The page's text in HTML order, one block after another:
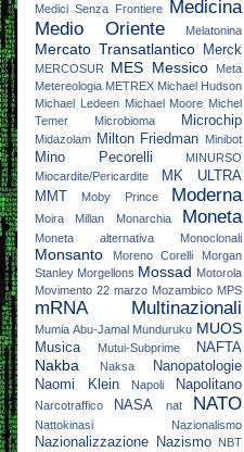
Medici Senza Frontiere
Medicina
Medio Oriente
Melatonina
Mercato Transatlantico Merck
MERCOSUR MES Messico
Meta
Metereologia METREX Michael Hudson
Michael Ledeen Michael Moore Michel
Temer
Microbioma Microchip
Midazolam Milton Friedman Minibot
Mino Pecorelli
MINURSO
Miocardite/Pericardite
MK ULTRA
MMT
Moby Prince Moderna
Moira Millan Monarchia Moneta
Moneta alternativa Monoclonali
Monsanto Moreno Corelli
Morgan
Stanley Morgellons Mossad Motorola
Movimento 22 marzo Mozambico MPS
mRNA Multinazionali
Mumia Abu-Jamal Munduruku MUOS
Musica Mutui-Subprime NAFTA
Nakba Naksa
Nanopatologie
Naomi Klein
Napoli Napolitano
Narcotraffico NASA nat NATO
Nattokinasi Nazionalismo
Nazionalizzazione Nazismo
NBT